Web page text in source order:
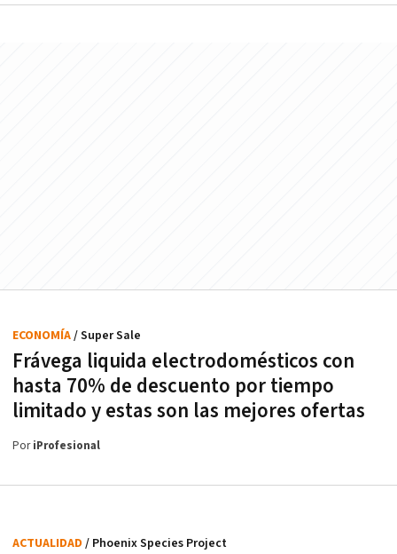
Frávega liquida electrodomésticos con
hasta 70% de descuento por tiempo
limitado y estas son las mejores ofertas
ECONOMÍA/ Super Sale
PoriProfesional
ACTUALIDAD / Phoenix Species Project